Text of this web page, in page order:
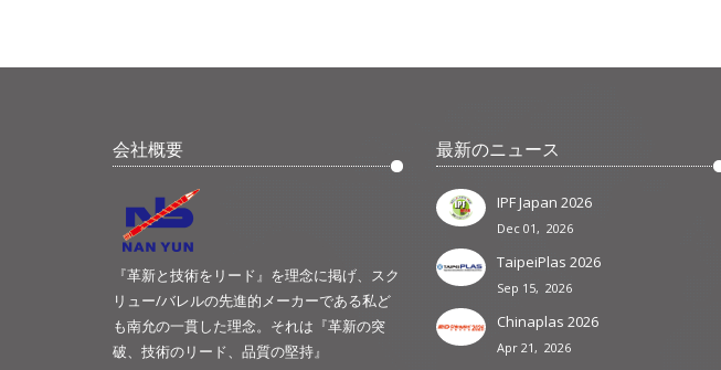
会社概要
『革新と技術をリード』を理念に掲げ、スク
リュー/バレルの先進的メーカーである私ど
も南允の一貫した理念。それは『革新の突
破、技術のリード、品質の堅持』
最新のニュース
IPF Japan 2026
Dec 01, 2026
TaipeiPlas 2026
Sep 15, 2026
Chinaplas 2026
Apr 21, 2026